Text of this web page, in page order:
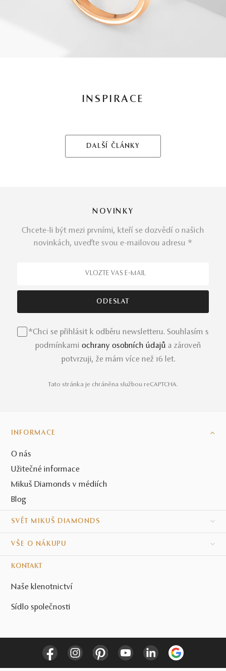
INSPIRACE
DALŠÍ ČLÁNKY
NOVINKY
Chcete-li být mezi prvními, kteří se dozvědí o našich
novinkách, uveďte svou e-mailovou adresu *
*Chci se přihlásit k odběru newsletteru. Souhlasím s
podmínkami ochrany osobních údajů a zároveň
potvrzuji, že mám více než 16 let.
Tato stránka je chráněna službou reCAPTCHA.
INFORMACE
O nás
Užitečné informace
Mikuš Diamonds v médiích
Blog
SVĚT MIKUŠ DIAMONDS
VŠE O NÁKUPU
KONTAKT
Naše klenotnictví
Sídlo společnosti